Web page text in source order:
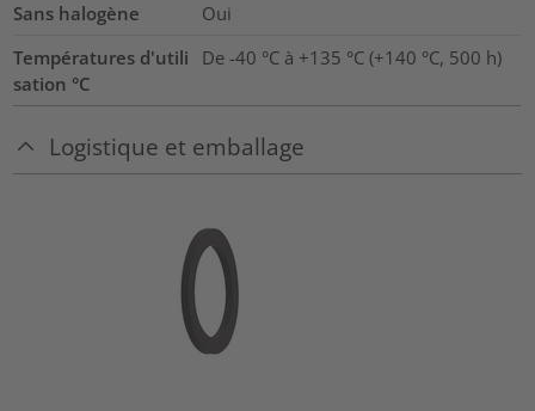
Sans halogène
Oui
Températures d'utili
sation °C
De -40 °C à +135 °C (+140 °C, 500 h)
Logistique et emballage